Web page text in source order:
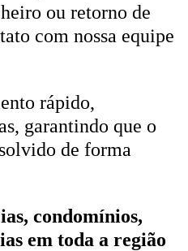
ou retorno de
com nossa equipe
rápido,
garantindo que o
de forma
condomínios,
em toda a região